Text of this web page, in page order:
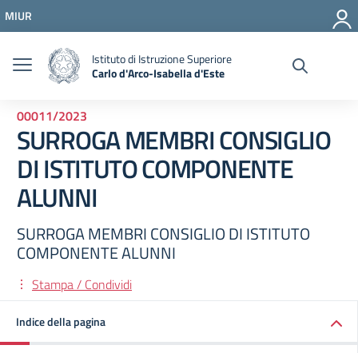
Vai al menu di navigazione
Vai al footer
MIUR
Istituto di Istruzione Superiore
Carlo d'Arco-Isabella d'Este
00011/2023
SURROGA MEMBRI CONSIGLIO
DI ISTITUTO COMPONENTE
ALUNNI
SURROGA MEMBRI CONSIGLIO DI ISTITUTO
COMPONENTE ALUNNI
Stampa / Condividi
Indice della pagina